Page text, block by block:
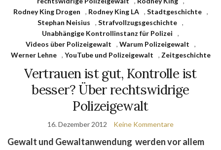
Rodney King Drogen
, Rodney King LA , Stadtgeschichte
,
Stephan Neisius
, Strafvollzugsgeschichte ,
Unabhängige Kontrollinstanz für Polizei
,
Videos über Polizeigewalt
, Warum Polizeigewalt
,
Werner Lehne
, YouTube und Polizeigewalt , Zeitgeschichte
Vertrauen ist gut, Kontrolle ist
besser? Über rechtswidrige
Polizeigewalt
16. Dezember 2012 Keine Kommentare
Gewalt und Gewaltanwendung werden vor allem